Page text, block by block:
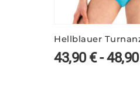
43,90€-48,90